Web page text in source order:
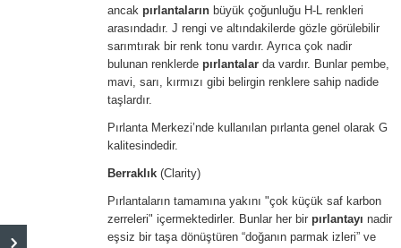
ancak pırlantaların büyük çoğunluğu H-L renkleri
arasındadır. J rengi ve altındakilerde gözle görülebilir
sarımtırak bir renk tonu vardır. Ayrıca çok nadir
bulunan renklerde pırlantalar da vardır. Bunlar pembe,
mavi, sarı, kırmızı gibi belirgin renklere sahip nadide
taşlardır.
Pırlanta Merkezi’nde kullanılan pırlanta genel olarak G
kalitesindedir.
Berraklık (Clarity)
Pırlantaların tamamına yakını "çok küçük saf karbon
zerreleri" içermektedirler. Bunlar her bir pırlantayı nadir
eşsiz bir taşa dönüştüren “doğanın parmak izleri” ve